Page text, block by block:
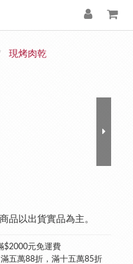
現烤肉乾
品以出貨實品為主。
$2000元免運費
五萬88折，滿十五萬85折